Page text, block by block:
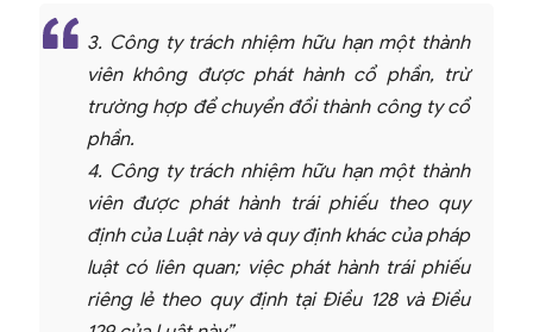
3. Công ty trách nhiệm hữu hạn một thành
viên không được phát hành cổ phần, trừ
trường hợp để chuyển đổi thành công ty cổ
phần.
4. Công ty trách nhiệm hữu hạn một thành
viên được phát hành trái phiếu theo quy
định của Luật này và quy định khác của pháp
luật có liên quan; việc phát hành trái phiếu
riêng lẻ theo quy định tại Điều 128 và Điều